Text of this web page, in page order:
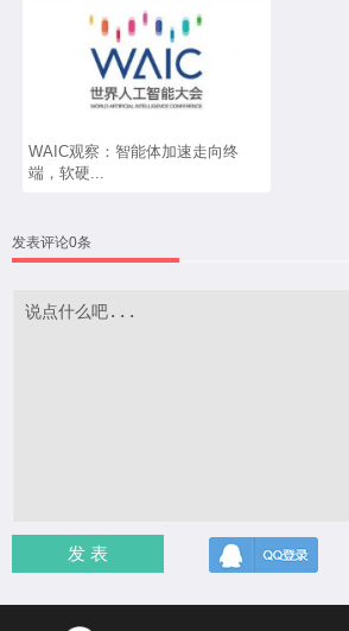
WAIC观察：智能体加速走向终
端，软硬...
发表评论0条
发 表